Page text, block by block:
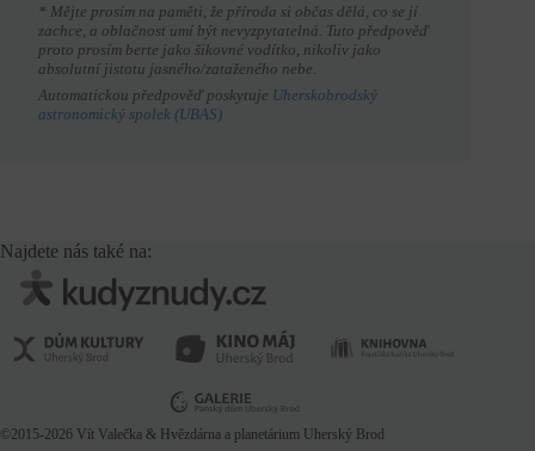
* Mějte prosím na paměti, že příroda si občas dělá, co se jí
zachce, a oblačnost umí být nevyzpytatelná. Tuto předpověď
proto prosím berte jako šikovné vodítko, nikoliv jako
absolutní jistotu jasného/zataženého nebe.
Automatickou předpověď poskytuje Uherskobrodský
astronomický spolek (UBAS)
Najdete nás také na:
©2015-2026 Vít Valečka & Hvězdárna a planetárium Uherský Brod